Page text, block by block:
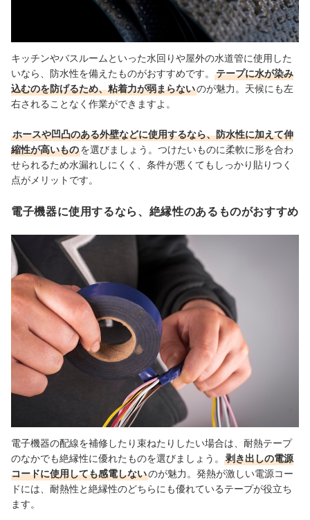
キッチンやバスルームといった水回りや屋外の水道管に使用した
いなら、防水性を備えたものがおすすめです。
テープに水が染み
込むのを防げるため、粘着力が弱まらないのが魅力。天候にも左
右されることなく作業ができますよ。
ホースや凹凸のある外壁などに使用するなら、防水性に加えて伸
縮性が高いものを選びましょう。つけたいものに柔軟に形を合わ
せられるため水漏れしにくく、条件が悪くてもしっかり貼りつく
点がメリットです。
電子機器に使用するなら、絶縁性のあるものがおすすめ
電子機器の配線を補修したり束ねたりしたい場合は、耐熱テープ
のなかでも絶縁性に優れたものを選びましょう。
剥き出しの電源
コードに使用しても感電しないのが魅力。発熱が激しい電源コー
ドには、耐熱性と絶縁性のどちらにも優れているテープが役立ち
ます。